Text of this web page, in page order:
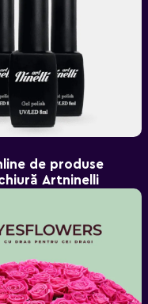
de produse
Artninelli